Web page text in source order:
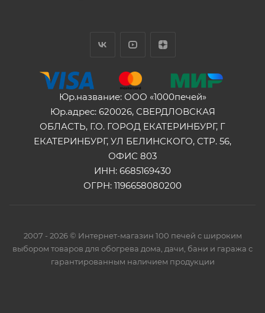
Юр.название: ООО «1000печей»
Юр.адрес: 620026, СВЕРДЛОВСКАЯ
ОБЛАСТЬ, Г.О. ГОРОД ЕКАТЕРИНБУРГ, Г
ЕКАТЕРИНБУРГ, УЛ БЕЛИНСКОГО, СТР. 56,
ОФИС 803
ИНН: 6685169430
ОГРН: 1196658080200
2007 - 2026 © Интернет-магазин 100 печей с широким
выбором товаров для обогрева дома, дачи, бани и гаража с
гарантированным наличием продукции